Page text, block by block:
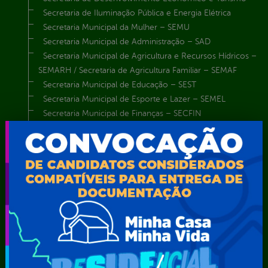
Secretaria de Iluminação Pública e Energia Elétrica
Secretaria Municipal da Mulher – SEMU
Secretaria Municipal de Administração – SAD
Secretaria Municipal de Agricultura e Recursos Hídricos –
SEMARH / Secretaria de Agricultura Familiar – SEMAF
Secretaria Municipal de Educação – SEST
Secretaria Municipal de Esporte e Lazer – SEMEL
Secretaria Municipal de Finanças – SECFIN
Secretaria Municipal de Meio Ambiente – SEMA
Secretaria Municipal de Planejamento e Gestão – SEPLAG
Secretaria Municipal de Relações Institucionais – SEMRI
Secretaria Municipal de Saúde – SMS
Secretaria Municipal de Serviços Públicos – SEMUSP
Superintendência de Trânsito e Transportes de Serra
Talhada-STTRANS
Transparência, Fiscalização e Controle